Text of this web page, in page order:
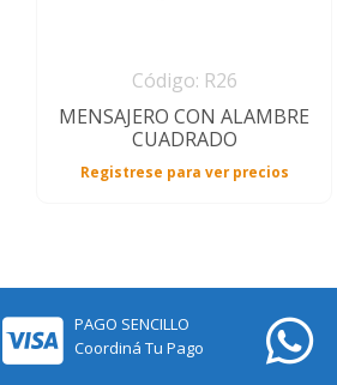
Código: R26
MENSAJERO CON ALAMBRE
CUADRADO
Registrese para ver precios
PAGO SENCILLO
Coordiná Tu Pago